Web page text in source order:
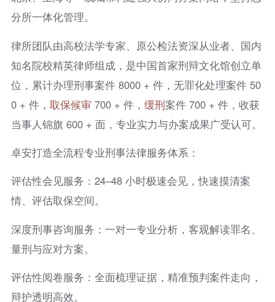
分所一体化管理。
律所团队由高校法学专家、原公检法资深从业者、国内
知名院校精英律师组成，是中国首家刑辩文化馆创立单
位，累计办理刑事案件 8000 + 件，无罪化处理案件 50
0 + 件， 取保候审 700 + 件， 缓刑案件 700 + 件，收获
当事人锦旗 600 + 面，专业实力与办案成果广受认可。
卓安打造全流程专业刑事法律服务体系：
评估性会见服务：24–48 小时极速会见，快速摸清案
情、评估取保空间。
深度刑事咨询服务：一对一专业分析，客观解读罪名、
量刑与应对方案。
评估性阅卷服务：全面梳理证据，精准预判案件走向，
辩护透明高效。